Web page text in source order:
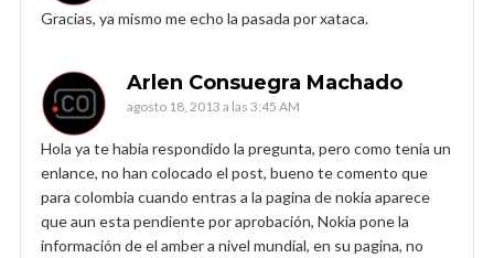
Gracias, ya mismo me echo la pasada por xataca.
Arlen Consuegra Machado
agosto 18, 2013 a las 3:45 AM
Hola ya te habia respondido la pregunta, pero como tenia un
enlance, no han colocado el post, bueno te comento que
para colombia cuando entras a la pagina de nokia aparece
que aun esta pendiente por aprobación, Nokia pone la
información de el amber a nivel mundial, en su pagina, no